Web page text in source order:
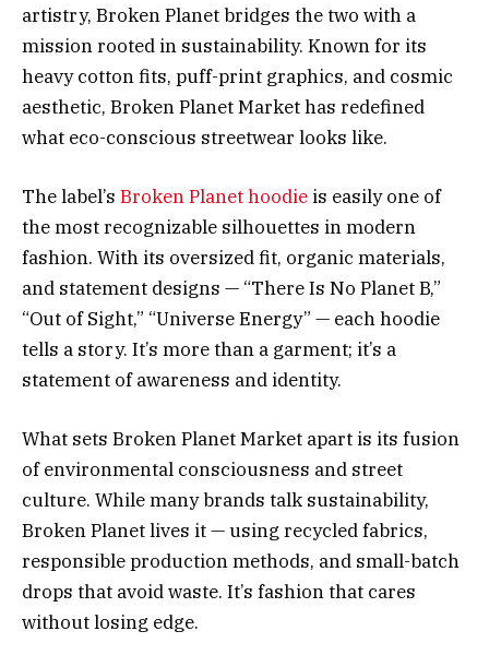
artistry, Broken Planet bridges the two with a
mission rooted in sustainability. Known for its
heavy cotton fits, puff-print graphics, and cosmic
aesthetic, Broken Planet Market has redefined
what eco-conscious streetwear looks like.
The label’s Broken Planet hoodie is easily one of
the most recognizable silhouettes in modern
fashion. With its oversized fit, organic materials,
and statement designs — “There Is No Planet B,”
“Out of Sight,” “Universe Energy” — each hoodie
tells a story. It’s more than a garment; it’s a
statement of awareness and identity.
What sets Broken Planet Market apart is its fusion
of environmental consciousness and street
culture. While many brands talk sustainability,
Broken Planet lives it — using recycled fabrics,
responsible production methods, and small-batch
drops that avoid waste. It’s fashion that cares
without losing edge.